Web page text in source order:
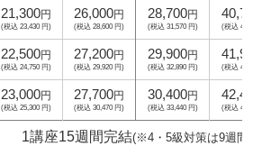
21,300円
(税込 23,430 円)
26,000円
(税込 28,600 円)
28,700円
(税込 31,570 円)
40,700
(税込 44,770
22,500円
(税込 24,750 円)
27,200円
(税込 29,920 円)
29,900円
(税込 32,890 円)
41,900
(税込 46,090
23,000円
(税込 25,300 円)
27,700円
(税込 30,470 円)
30,400円
(税込 33,440 円)
42,400
(税込 46,640
1講座15週間完結(※4・5級対策は9週間)